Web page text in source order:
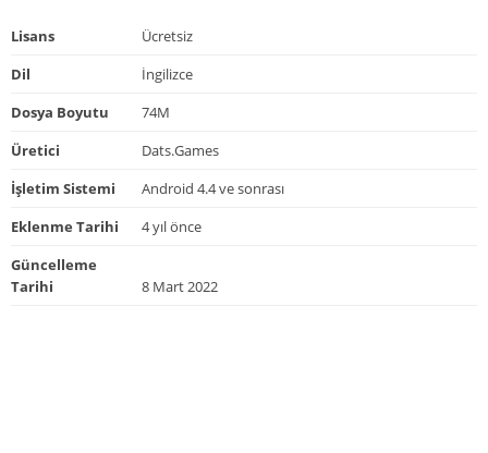
Lisans
Ücretsiz
Dil
İngilizce
Dosya Boyutu
74M
Üretici
Dats.Games
İşletim Sistemi
Android 4.4 ve sonrası
Eklenme Tarihi
4 yıl önce
Güncelleme
Tarihi
8 Mart 2022